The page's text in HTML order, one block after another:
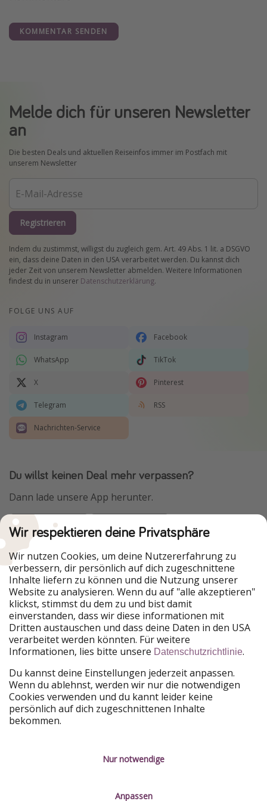
KOMMENTAR SENDEN
Melde dich für unseren Newsletter
an
Die besten Deals und aktuellen Reiseinfos immer im Postfach mit
unserem Newsletter
Registrieren
Indem du zustimmst, willigst du zugleich gem. Art. 49 Abs. 1 lit. a DSGVO
ein, dass deine Daten in den USA verarbeitet werden. Du kannst dich
jeder Zeit von unserem Newsletter abmelden. Weitere Informationen
findest du in unserer Datenschutzerklärung.
FOLGE UNS AUF
Instagram Facebook
WhatsApp TikTok
X Pinterest
Telegram RSS
Nachrichten-Service
Du willst keinen Deal mehr verpassen?
Dann lade unsere App herunter.
Urlaubspiraten ist Teil der HolidayPirates Group
Unsere Märkte
PiratinViaggio
HolidayPirates
VakantiePiraten
WakacyjniPiraci
VoyagesPirates
Ferienpiraten
Urlaubspiraten
ViajerosPiratas
TravelPirates
HolidayPirates Group
Lerne uns kennen
Über uns
Rechtliches
Wir respektieren deine Privatsphäre
Wir nutzen Cookies, um deine Nutzererfahrung zu
verbessern, dir persönlich auf dich zugeschnittene
Inhalte liefern zu können und die Nutzung unserer
Website zu analysieren. Wenn du auf "alle akzeptieren"
klickst, stimmst du dem zu und bist damit
einverstanden, dass wir diese informationen mit
Dritten austauschen und dass deine Daten in den USA
verarbeitet werden könnten. Für weitere
Informationen, lies bitte unsere Datenschutzrichtlinie.
Du kannst deine Einstellungen jederzeit anpassen.
Wenn du ablehnst, werden wir nur die notwendigen
Cookies verwenden und du kannt leider keine
persönlich auf dich zugeschnittenen Inhalte
bekommen.
Nur notwendige
Anpassen